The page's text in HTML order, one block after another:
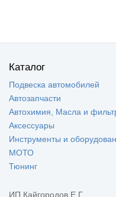
Каталог
Подвеска автомобилей
Автозапчасти
Автохимия, Масла и
Аксессуары
Инструменты и
МОТО
Тюнинг
ИП Кайгородов Е.Г.